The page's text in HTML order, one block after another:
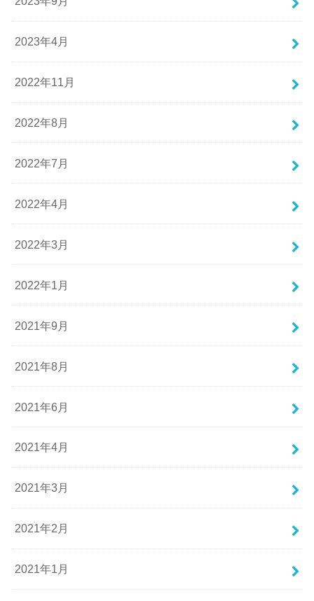
2023年4月
2022年11月
2022年8月
2022年7月
2022年4月
2022年3月
2022年1月
2021年9月
2021年8月
2021年6月
2021年4月
2021年3月
2021年2月
2021年1月